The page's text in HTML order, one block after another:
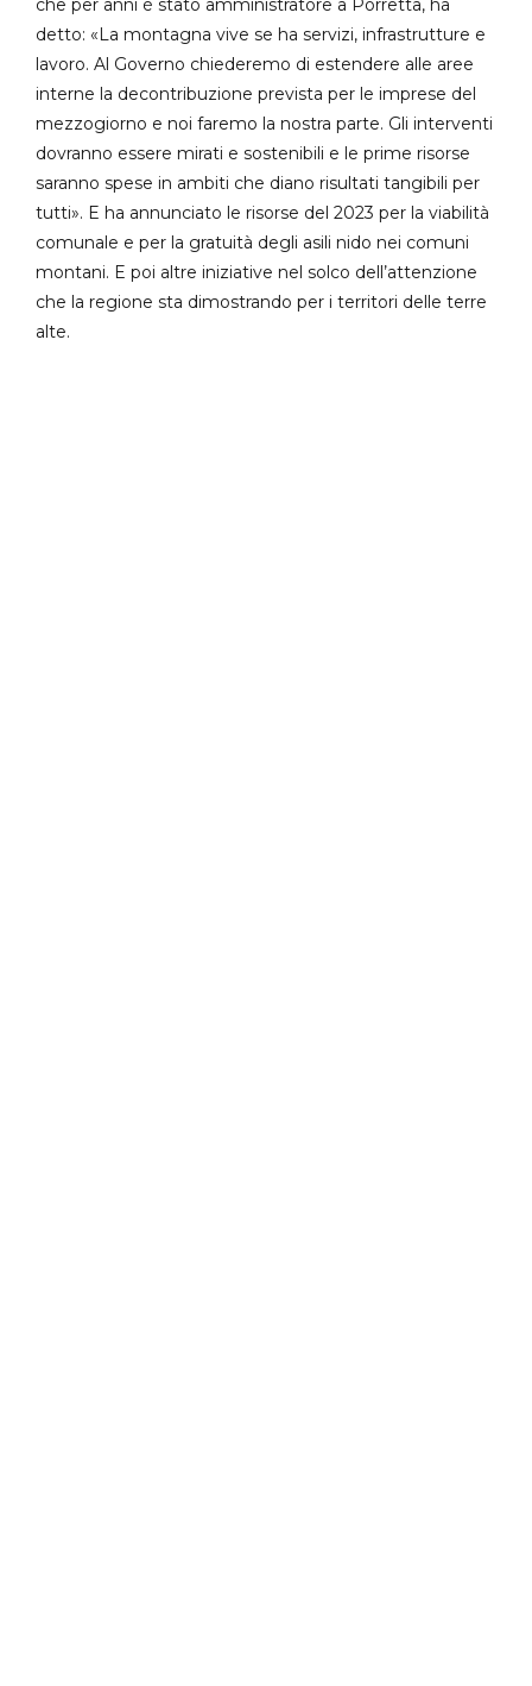
che per anni è stato amministratore a Porretta, ha
detto: «La montagna vive se ha servizi, infrastrutture e
lavoro. Al Governo chiederemo di estendere alle aree
interne la decontribuzione prevista per le imprese del
mezzogiorno e noi faremo la nostra parte. Gli interventi
dovranno essere mirati e sostenibili e le prime risorse
saranno spese in ambiti che diano risultati tangibili per
tutti». E ha annunciato le risorse del 2023 per la viabilità
comunale e per la gratuità degli asili nido nei comuni
montani. E poi altre iniziative nel solco dell’attenzione
che la regione sta dimostrando per i territori delle terre
alte.